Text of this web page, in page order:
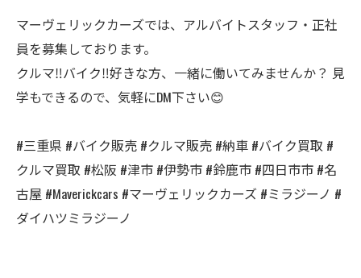
マーヴェリックカーズでは、アルバイトスタッフ・正社
員を募集しております。
クルマ‼️バイク‼️好きな方、一緒に働いてみませんか？ 見
学もできるので、気軽にDM下さい😊
#三重県 #バイク販売 #クルマ販売 #納車 #バイク買取 #
クルマ買取 #松阪 #津市 #伊勢市 #鈴鹿市 #四日市市 #名
古屋 #Maverickcars #マーヴェリックカーズ #ミラジーノ #
ダイハツミラジーノ